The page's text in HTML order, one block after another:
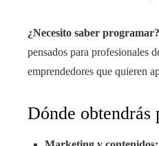
¿Necesito saber programar?
pensados para profesionales
emprendedores que quieren
Dónde